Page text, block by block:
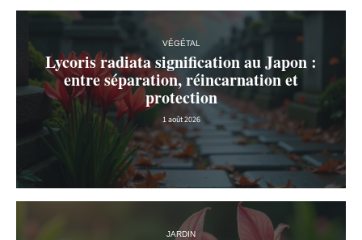
VÉGÉTAL
Lycoris radiata signification au Japon :
entre séparation, réincarnation et
protection
1 août 2026
JARDIN